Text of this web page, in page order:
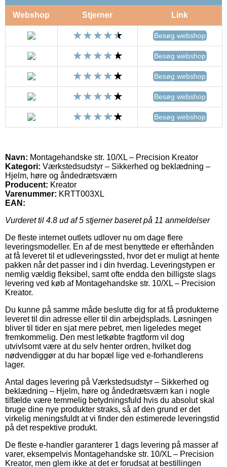
Webshop Stjerner Link
Besøg webshop
Besøg webshop
Besøg webshop
Besøg webshop
Besøg webshop
Navn: Montagehandske str. 10/XL – Precision Kreator
Kategori: Værkstedsudstyr – Sikkerhed og beklædning –
Hjelm, høre og åndedrætsværn
Producent: Kreator
Varenummer: KRTT003XL
EAN:
Vurderet til 4.8 ud af 5 stjerner baseret på 11 anmeldelser
De fleste internet outlets udlover nu om dage flere
leveringsmodeller. En af de mest benyttede er efterhånden
at få leveret til et udleveringssted, hvor det er muligt at hente
pakken når det passer ind i din hverdag. Leveringstypen er
nemlig vældig fleksibel, samt ofte endda den billigste slags
levering ved køb af Montagehandske str. 10/XL – Precision
Kreator.
Du kunne på samme måde beslutte dig for at få produkterne
leveret til din adresse eller til din arbejdsplads. Løsningen
bliver til tider en sjat mere pebret, men ligeledes meget
fremkommelig. Den mest letkøbte fragtform vil dog
utvivlsomt være at du selv henter ordren, hvilket dog
nødvendiggør at du har bopæl lige ved e-forhandlerens
lager.
Antal dages levering på Værkstedsudstyr – Sikkerhed og
beklædning – Hjelm, høre og åndedrætsværn kan i nogle
tilfælde være temmelig betydningsfuld hvis du absolut skal
bruge dine nye produkter straks, så af den grund er det
virkelig meningsfuldt at vi finder den estimerede leveringstid
på det respektive produkt.
De fleste e-handler garanterer 1 dags levering på masser af
varer, eksempelvis Montagehandske str. 10/XL – Precision
Kreator, men glem ikke at det er forudsat at bestillingen